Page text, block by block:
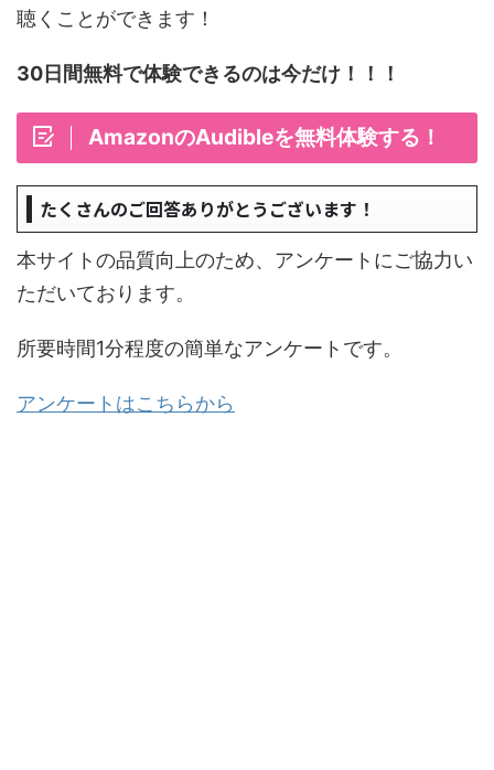
聴くことができます！
30日間無料で体験できるのは今だけ！！！
AmazonのAudibleを無料体験する！
たくさんのご回答ありがとうございます！
本サイトの品質向上のため、アンケートにご協力い
ただいております。
所要時間1分程度の簡単なアンケートです。
アンケートはこちらから